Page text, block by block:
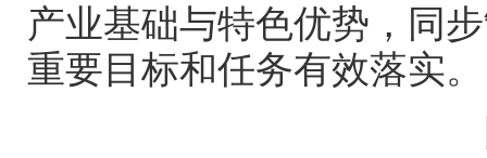
产业基础与特色优势，同
重要目标和任务有效落实。